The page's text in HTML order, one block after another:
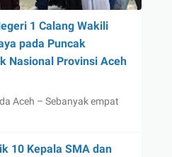
1 Calang Wakili
pada Puncak
Nasional Provinsi Aceh
Aceh – Sebanyak empat
10 Kepala SMA dan